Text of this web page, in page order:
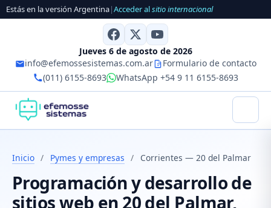
Estás en la versión Argentina|Acceder alsitio internacional
Jueves 6 de agosto de 2026
info@efemossesistemas.com.ar
Formulario de contacto
(011) 6155-8693
WhatsApp +54 9 11 6155-8693
Inicio / Pymes y empresas / Corrientes — 20 del Palmar
Programación y desarrollo de
sitios web en 20 del Palmar,